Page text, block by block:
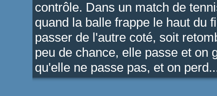
contrôle. Dans un match de
quand la balle frappe le haut du
passer de l'autre coté, soit
peu de chance, elle passe et on
qu'elle ne passe pas, et on